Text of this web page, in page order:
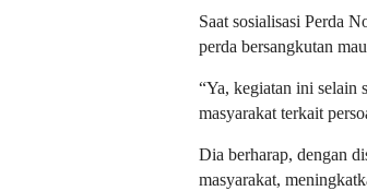
Saat sosialisasi Perda
perda bersangkutan
“Ya, kegiatan ini selain
masyarakat terkait
Dia berharap, dengan
masyarakat,